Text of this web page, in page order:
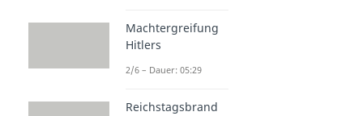
Machtergreifung
Hitlers
2/6 – Dauer: 05:29
Reichstagsbrand